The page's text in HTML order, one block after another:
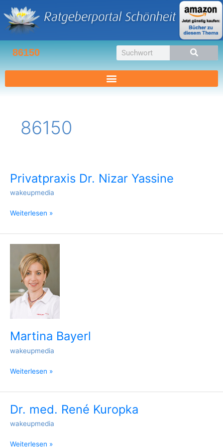
Inhalt
springen
86150 Suche
86150
Privatpraxis Dr. Nizar Yassine
wakeupmedia
Privatpraxis
Nizar
Weiterlesen »
Martina Bayerl
wakeupmedia
Bayerl
Weiterlesen »
Dr. med. René Kuropka
wakeupmedia
Dr.
med.
René
Weiterlesen »